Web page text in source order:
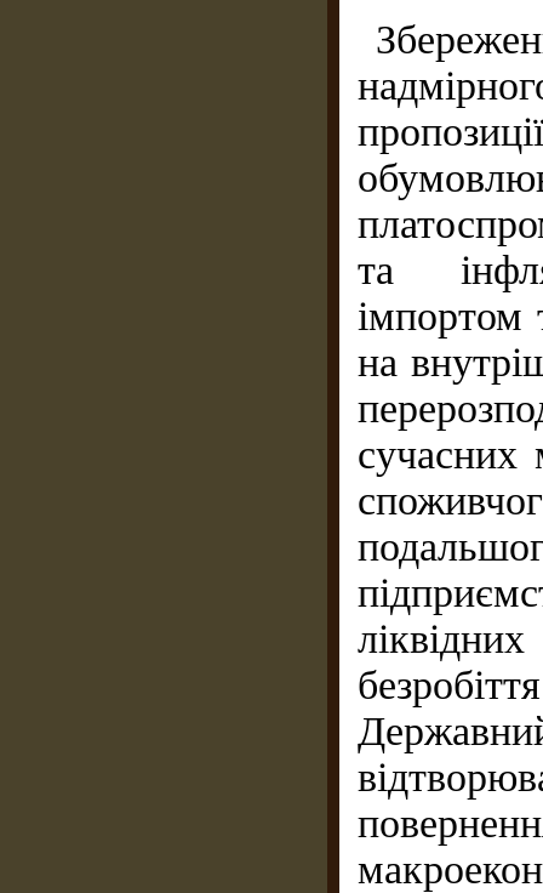
та
імпортом
на
сучасних